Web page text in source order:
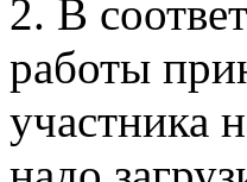
2. В
работы
участника